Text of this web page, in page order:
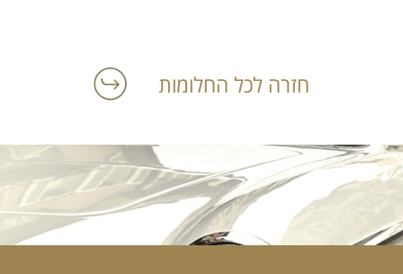
חזרה לכל החלומות